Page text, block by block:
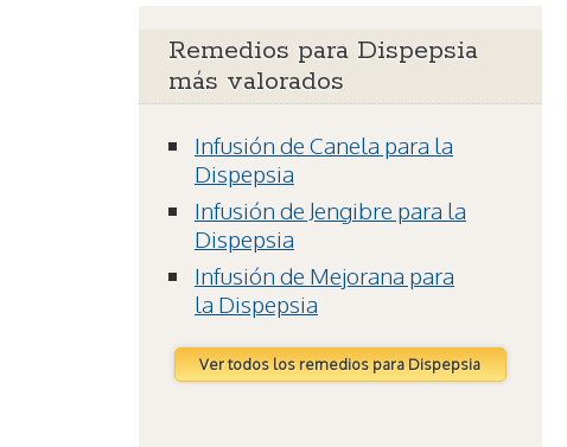
Remedios para Dispepsia
más valorados
Infusión de Canela para la
Dispepsia
Infusión de Jengibre para la
Dispepsia
Infusión de Mejorana para
la Dispepsia
Ver todos los remedios para Dispepsia